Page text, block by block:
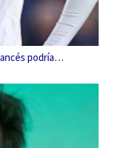
podría…